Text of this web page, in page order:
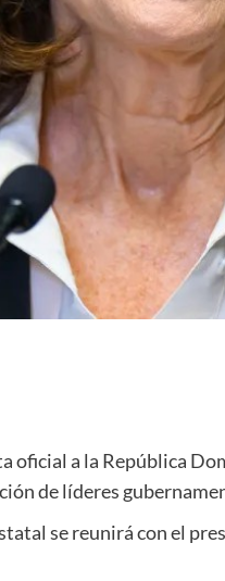
a la República
de líderes
se reunirá con el